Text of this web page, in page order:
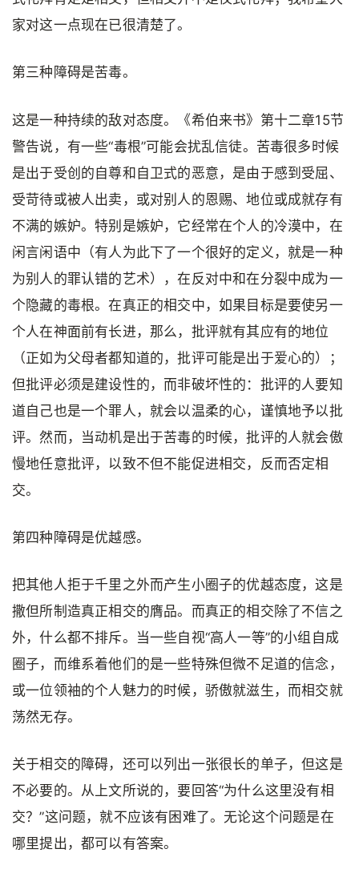
家对这一点现在已很清楚了。
第三种障碍是苦毒。
这是一种持续的敌对态度。《希伯来书》第十二章15节
警告说，有一些“毒根”可能会扰乱信徒。苦毒很多时候
是出于受创的自尊和自卫式的恶意，是由于感到受屈、
受苛待或被人出卖，或对别人的恩赐、地位或成就存有
不满的嫉妒。特别是嫉妒，它经常在个人的冷漠中，在
闲言闲语中（有人为此下了一个很好的定义，就是一种
为别人的罪认错的艺术），在反对中和在分裂中成为一
个隐藏的毒根。在真正的相交中，如果目标是要使另一
个人在神面前有长进，那么，批评就有其应有的地位
（正如为父母者都知道的，批评可能是出于爱心的）；
但批评必须是建设性的，而非破坏性的：批评的人要知
道自己也是一个罪人，就会以温柔的心，谨慎地予以批
评。然而，当动机是出于苦毒的时候，批评的人就会傲
慢地任意批评，以致不但不能促进相交，反而否定相
交。
第四种障碍是优越感。
把其他人拒于千里之外而产生小圈子的优越态度，这是
撒但所制造真正相交的膺品。而真正的相交除了不信之
外，什么都不排斥。当一些自视“高人一等”的小组自成
圈子，而维系着他们的是一些特殊但微不足道的信念，
或一位领袖的个人魅力的时候，骄傲就滋生，而相交就
荡然无存。
关于相交的障碍，还可以列出一张很长的单子，但这是
不必要的。从上文所说的，要回答“为什么这里没有相
交？”这问题，就不应该有困难了。无论这个问题是在
哪里提出，都可以有答案。